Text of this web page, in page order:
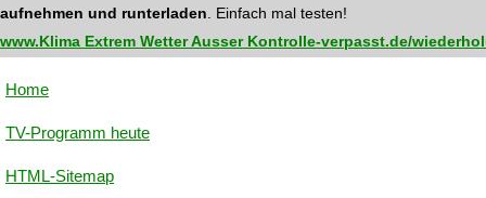
aufnehmen und runterladen . Einfach mal testen!
www.Klima Extrem Wetter Ausser Kontrolle-verpasst.de/
Home
TV-Programm heute
HTML-Sitemap